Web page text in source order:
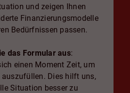
und zeigen Ihnen
Finanzierungsmodelle
Bedürfnissen passen.
das Formular aus:
einen Moment Zeit, um
auszufüllen. Dies hilft uns,
Situation besser zu